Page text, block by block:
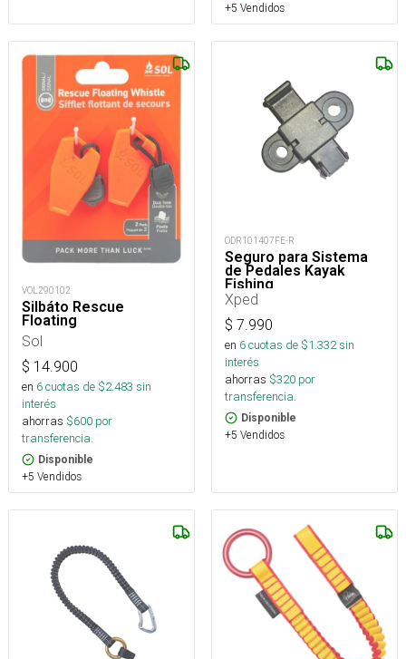
+5 Vendidos
VOL290102
Silbáto Rescue
Floating
Sol
$ 14.900
en 6cuotas de $2.483 sin
interés
ahorras $600 por
transferencia.
Disponible
+5 Vendidos
ODR101407FE-R
Seguro para Sistema
de Pedales Kayak
Fishing
Xped
$ 7.990
en 6cuotas de $1.332sin
interés
ahorras $320 por
transferencia.
Disponible
+5 Vendidos